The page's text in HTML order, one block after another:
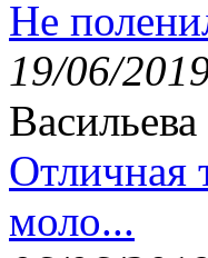
Не
19/06/
Васильева
Отличная
моло...